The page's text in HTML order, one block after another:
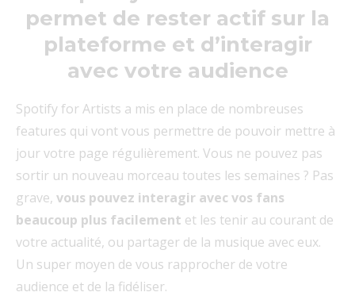
permet de rester actif sur la
plateforme et d’interagir
avec votre audience
Spotify for Artists a mis en place de nombreuses
features qui vont vous permettre de pouvoir mettre à
jour votre page régulièrement. Vous ne pouvez pas
sortir un nouveau morceau toutes les semaines ? Pas
grave, vous pouvez interagir avec vos fans
beaucoup plus facilement et les tenir au courant de
votre actualité, ou partager de la musique avec eux.
Un super moyen de vous rapprocher de votre
audience et de la fidéliser.